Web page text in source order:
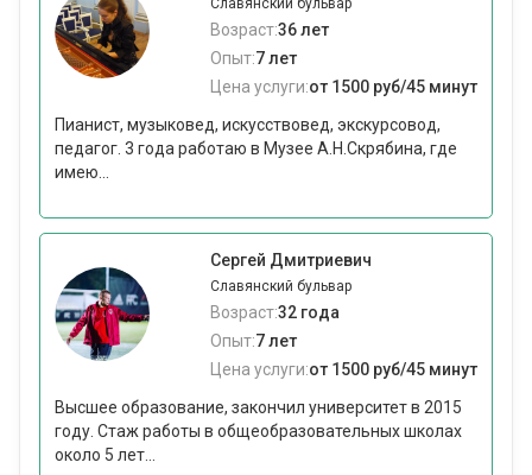
Славянский бульвар
Возраст:36 лет
Опыт:7 лет
Цена услуги:от 1500 руб/45 минут
Пианист, музыковед, искусствовед, экскурсовод,
педагог. 3 года работаю в Музее А.Н.Скрябина, где
имею...
Сергей Дмитриевич
Славянский бульвар
Возраст:32 года
Опыт:7 лет
Цена услуги:от 1500 руб/45 минут
Высшее образование, закончил университет в 2015
году. Стаж работы в общеобразовательных школах
около 5 лет...